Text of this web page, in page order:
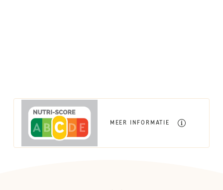
MEER INFORMATIE